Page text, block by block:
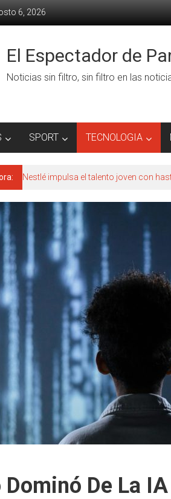
6, 2026
El Espectador de
Noticias sin filtro, sin filtro en las
SPORT TECNOLOGIA
Nestlé impulsa el talento joven con
Dominó De La